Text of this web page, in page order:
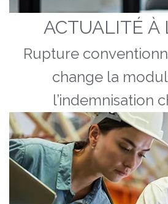
ACTUALITÉ À
Rupture
change la
l’indemnisation